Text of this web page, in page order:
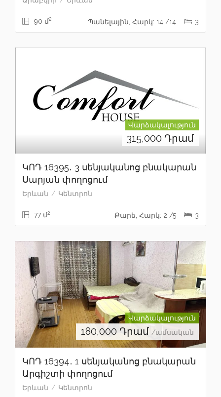
90 մ2 Պանելային, Հարկ: 14 /14 3
Վարձակալություն
315,000 Դրամ
ԿՈԴ 16395․ 3 սենյականոց բնակարան
Սարյան փողոցում
Երևան Կենտրոն
77 մ2 Քարե, Հարկ: 2 /5 3
Վարձակալություն
180,000 Դրամ /ամսական
ԿՈԴ 16394․ 1 սենյականոց բնակարան
Արգիշտի փողոցում
Երևան Կենտրոն